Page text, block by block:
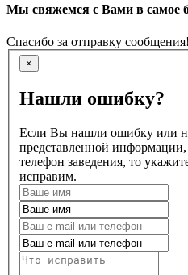
Мы свяжемся с Вами в самое
Спасибо за отправку сообщения!
×
Нашли ошибку?
Если Вы нашли ошибку или
представленной
телефон заведения, то
исправим.